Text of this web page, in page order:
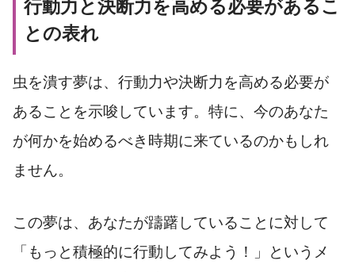
行動力と決断力を高める必要があるこ
との表れ
虫を潰す夢は、行動力や決断力を高める必要が
あることを示唆しています。特に、今のあなた
が何かを始めるべき時期に来ているのかもしれ
ません。
この夢は、あなたが躊躇していることに対して
「もっと積極的に行動してみよう！」というメ